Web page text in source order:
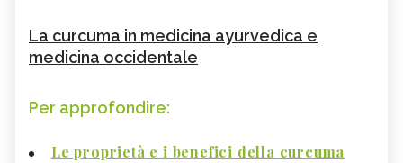
La curcuma in medicina ayurvedica e
medicina occidentale
Per approfondire:
Le proprietà e i benefici della curcuma